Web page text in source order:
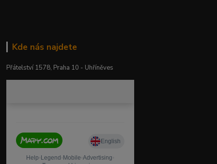
Kde nás najdete
Přátelství 1578, Praha 10 - Uhříněves